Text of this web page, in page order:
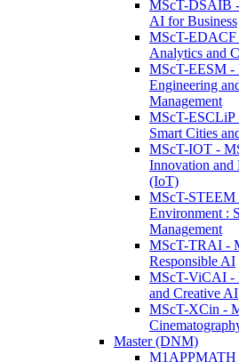
MScT-DSAIB -
AI for Business
MScT-EDACF
Analytics and
MScT-EESM -
Engineering
Management
MScT-ESCLiP
Smart Cities
MScT-IOT -
Innovation and
(IoT)
MScT-STEEM
Environment :
Management
MScT-TRAI -
Responsible AI
MScT-ViCAI -
and Creative AI
MScT-XCin -
Master (DNM)
M1APPMATH